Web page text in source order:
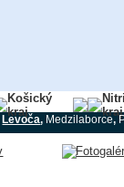
Košický
kraj
kraj
Levoča, Medzilaborce,